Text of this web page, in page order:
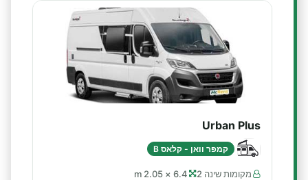
Urban Plus
קמפר וואן - קלאס B
מקומות שינה 2 6.4 × 2.05 m